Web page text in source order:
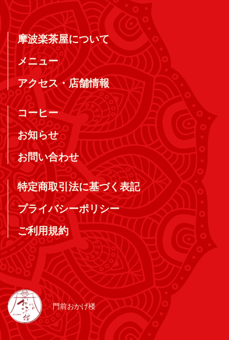
摩波楽茶屋について
メニュー
アクセス・店舗情報
コーヒー
お知らせ
お問い合わせ
特定商取引法に基づく表記
プライバシーポリシー
ご利用規約
門前おかげ楼